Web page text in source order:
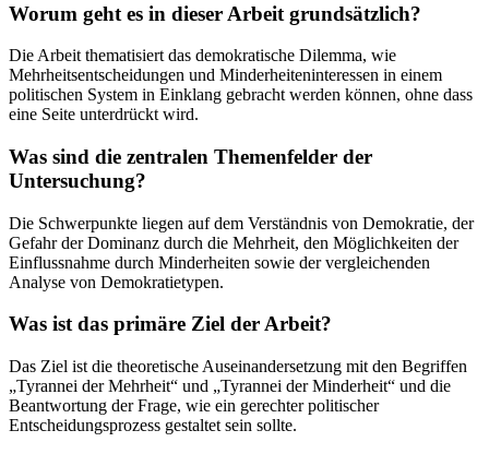
Worum geht es in dieser Arbeit grundsätzlich?
Die Arbeit thematisiert das demokratische Dilemma, wie
Mehrheitsentscheidungen und Minderheiteninteressen in einem
politischen System in Einklang gebracht werden können, ohne dass
eine Seite unterdrückt wird.
Was sind die zentralen Themenfelder der
Untersuchung?
Die Schwerpunkte liegen auf dem Verständnis von Demokratie, der
Gefahr der Dominanz durch die Mehrheit, den Möglichkeiten der
Einflussnahme durch Minderheiten sowie der vergleichenden
Analyse von Demokratietypen.
Was ist das primäre Ziel der Arbeit?
Das Ziel ist die theoretische Auseinandersetzung mit den Begriffen
„Tyrannei der Mehrheit“ und „Tyrannei der Minderheit“ und die
Beantwortung der Frage, wie ein gerechter politischer
Entscheidungsprozess gestaltet sein sollte.